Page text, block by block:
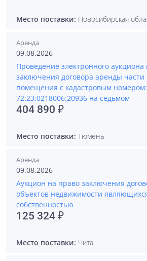
Место поставки: Новосибирская
Аренда
09.08.2026
Проведение электронного
заключения договора аренды части
помещения с кадастровым номером:
72:23:0218006:20936 на седьмом
404 890 ₽
Место поставки: Тюмень
Аренда
09.08.2026
Аукцион на право заключения
объектов недвижимости
собственностью
125 324 ₽
Место поставки: Чита